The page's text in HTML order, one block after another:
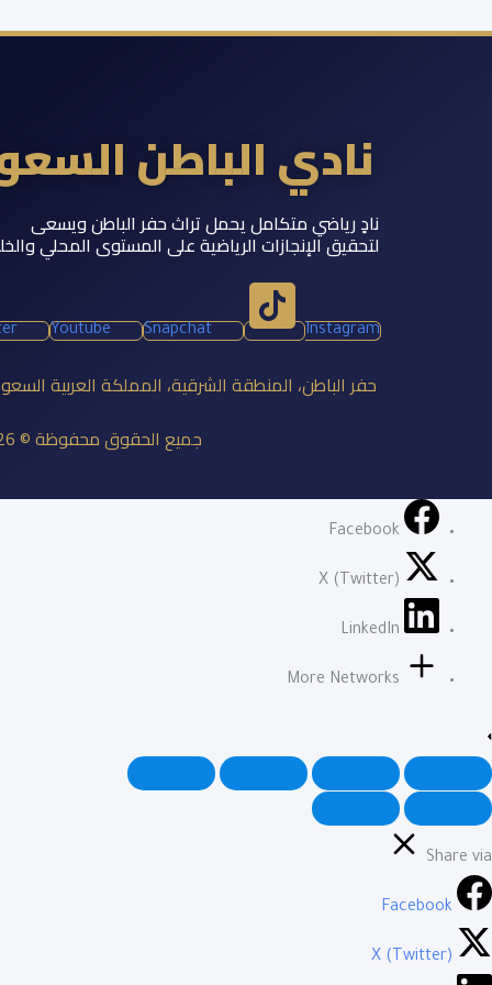
نادي الباطن
نادٍ رياضي متكامل يحمل تراث حفر الباطن ويسعى
لتحقيق الإنجازات الرياضية على المستوى المحلي
Youtube Snapchat Instagram
حفر الباطن، المنطقة الشرقية، المملكة العربية
جميع الحقوق محفوظة © 2026 نادي الباطن السعودي
Facebook
X (Twitter)
LinkedIn
More Networks
Share via
Facebook
X (Twitter)